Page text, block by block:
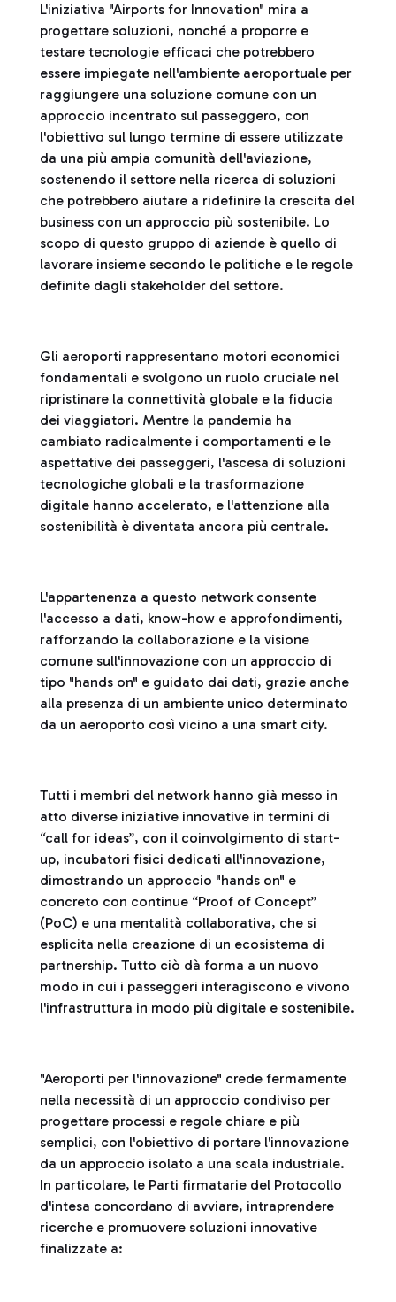
L'iniziativa "Airports for Innovation" mira a
progettare soluzioni, nonché a proporre e
testare tecnologie efficaci che potrebbero
essere impiegate nell'ambiente aeroportuale per
raggiungere una soluzione comune con un
approccio incentrato sul passeggero, con
l'obiettivo sul lungo termine di essere utilizzate
da una più ampia comunità dell'aviazione,
sostenendo il settore nella ricerca di soluzioni
che potrebbero aiutare a ridefinire la crescita del
business con un approccio più sostenibile. Lo
scopo di questo gruppo di aziende è quello di
lavorare insieme secondo le politiche e le regole
definite dagli stakeholder del settore.
Gli aeroporti rappresentano motori economici
fondamentali e svolgono un ruolo cruciale nel
ripristinare la connettività globale e la fiducia
dei viaggiatori. Mentre la pandemia ha
cambiato radicalmente i comportamenti e le
aspettative dei passeggeri, l'ascesa di soluzioni
tecnologiche globali e la trasformazione
digitale hanno accelerato, e l'attenzione alla
sostenibilità è diventata ancora più centrale.
L'appartenenza a questo network consente
l'accesso a dati, know-how e approfondimenti,
rafforzando la collaborazione e la visione
comune sull'innovazione con un approccio di
tipo "hands on" e guidato dai dati, grazie anche
alla presenza di un ambiente unico determinato
da un aeroporto così vicino a una smart city.
Tutti i membri del network hanno già messo in
atto diverse iniziative innovative in termini di
“call for ideas”, con il coinvolgimento di start-
up, incubatori fisici dedicati all'innovazione,
dimostrando un approccio "hands on" e
concreto con continue “Proof of Concept”
(PoC) e una mentalità collaborativa, che si
esplicita nella creazione di un ecosistema di
partnership. Tutto ciò dà forma a un nuovo
modo in cui i passeggeri interagiscono e vivono
l'infrastruttura in modo più digitale e sostenibile.
"Aeroporti per l'innovazione" crede fermamente
nella necessità di un approccio condiviso per
progettare processi e regole chiare e più
semplici, con l'obiettivo di portare l'innovazione
da un approccio isolato a una scala industriale.
In particolare, le Parti firmatarie del Protocollo
d'intesa concordano di avviare, intraprendere
ricerche e promuovere soluzioni innovative
finalizzate a: